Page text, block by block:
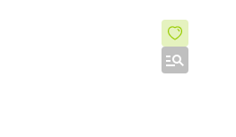
پێست و کەمکردنەوەی لکە و
تۆخییەکانی پێست، 75 مل